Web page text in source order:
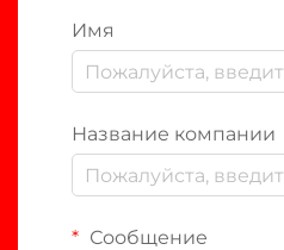
Имя
Название компании
Сообщение